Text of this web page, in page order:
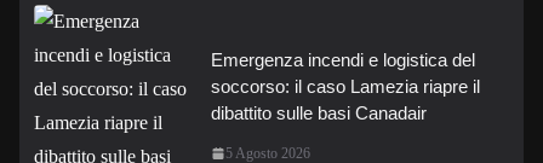
Emergenza incendi e logistica del
soccorso: il caso Lamezia riapre il
dibattito sulle basi Canadair
5 Agosto 2026